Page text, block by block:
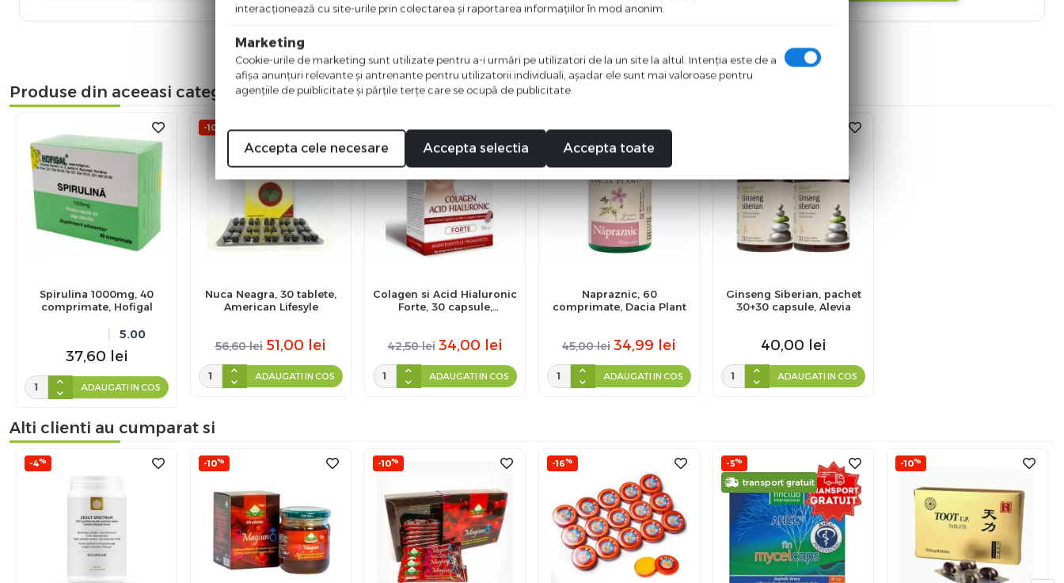
Produse din aceeasi categorie
Spirulina 1000mg, 40
comprimate, Hofigal
5.00
37,60 lei
ADAUGATI IN COS
-10
Nuca Neagra, 30 tablete,
American Lifesyle
56,60 lei 51,00 lei
ADAUGATI IN COS
-20
Colagen si Acid Hialuronic
Forte, 30 capsule,
42,50 lei 34,00 lei
ADAUGATI IN COS
-22
Napraznic, 60
comprimate, Dacia Plant
45,00 lei 34,99 lei
ADAUGATI IN COS
Ginseng Siberian, pachet
30+30 capsule, Alevia
40,00 lei
ADAUGATI IN COS
Alti clienti au cumparat si
-4% -10% -10% -16% -5%
transport gratuit
-10%
interacţionează cu site-urile prin colectarea şi raportarea informaţiilor în mod anonim.
Marketing
Cookie-urile de marketing sunt utilizate pentru a-i urmări pe utilizatori de la un site la altul. Intenţia este de a
afişa anunţuri relevante şi antrenante pentru utilizatorii individuali, aşadar ele sunt mai valoroase pentru
agenţiile de puiblicitate şi părţile terţe care se ocupă de publicitate.
Accepta cele necesare Accepta selectia Accepta toate